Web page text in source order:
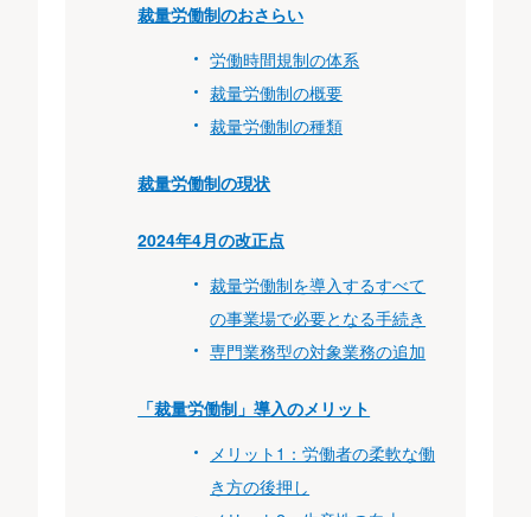
裁量労働制のおさらい
労働時間規制の体系
裁量労働制の概要
裁量労働制の種類
裁量労働制の現状
2024年4月の改正点
裁量労働制を導入するすべて
の事業場で必要となる手続き
専門業務型の対象業務の追加
「裁量労働制」導入のメリット
メリット1：労働者の柔軟な働
き方の後押し